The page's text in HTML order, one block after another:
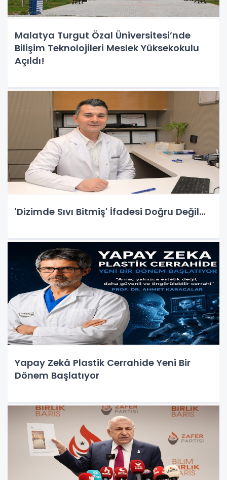
Malatya Turgut Özal Üniversitesi’nde
Bilişim Teknolojileri Meslek Yüksekokulu
Açıldı!
'Dizimde Sıvı Bitmiş' İfadesi Doğru Değil...
Yapay Zekâ Plastik Cerrahide Yeni Bir
Dönem Başlatıyor